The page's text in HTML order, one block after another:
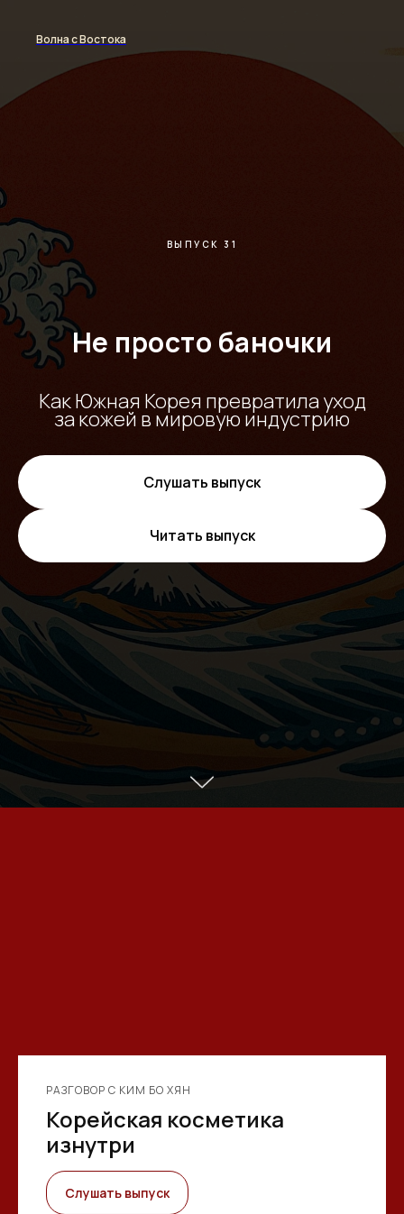
Волна с Востока
ВЫПУСК 31
Не просто баночки
Как Южная Корея превратила уход
за кожей в мировую индустрию
Слушать выпуск
Читать выпуск
РАЗГОВОР С КИМ БО ХЯН
Корейская косметика
изнутри
Слушать выпуск